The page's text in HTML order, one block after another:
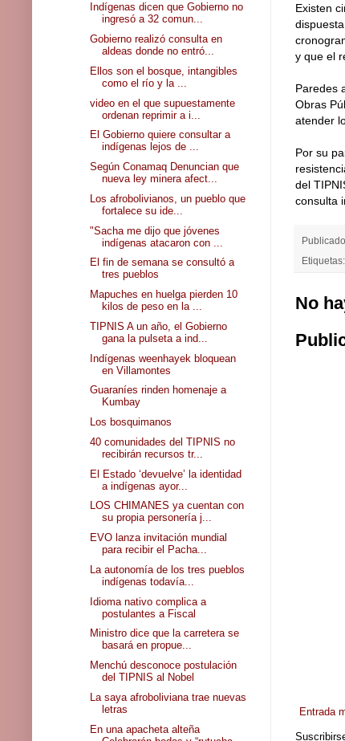
Existen
y que el
Paredes
Obras
atender
Por su
del
consulta
Etiquetas:
No
Entrada
Indígenas dicen que Gobierno no
ingresó a 32 comun...
Gobierno realizó consulta en
aldeas donde no entró...
Ellos son el bosque, intangibles
como el río y la ...
video en el que supuestamente
ordenan reprimir a i...
El Gobierno quiere consultar a
indígenas lejos de ...
Según Conamaq Denuncian que
nueva ley minera afect...
Los afrobolivianos, un pueblo que
fortalece su ide...
"Sacha me dijo que jóvenes
indígenas atacaron con ...
El fin de semana se consultó a
tres pueblos
Mapuches en huelga pierden 10
kilos de peso en la ...
TIPNIS A un año, el Gobierno
gana la pulseta a ind...
Indígenas weenhayek bloquean
en Villamontes
Guaraníes rinden homenaje a
Kumbay
Los bosquimanos
40 comunidades del TIPNIS no
recibirán recursos tr...
El Estado ‘devuelve’ la identidad
a indígenas ayor...
LOS CHIMANES ya cuentan con
su propia personería j...
EVO lanza invitación mundial
para recibir el Pacha...
La autonomía de los tres pueblos
indígenas todavía...
Idioma nativo complica a
postulantes a Fiscal
Ministro dice que la carretera se
basará en propue...
Menchú desconoce postulación
del TIPNIS al Nobel
La saya afroboliviana trae nuevas
letras
En una apacheta alteña